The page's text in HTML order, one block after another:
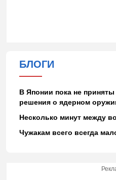
БЛОГИ
В Японии пока не
решения о ядерном
Несколько минут между
Чужакам всего всегда